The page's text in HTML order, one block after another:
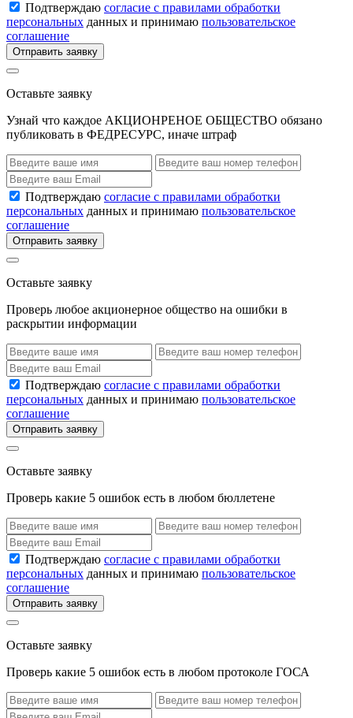
Подтверждаю согласие с правилами обработки
персональных данных и принимаю пользовательское
соглашение
Отправить заявку
Оставьте заявку
Узнай что каждое АКЦИОНРЕНОЕ ОБЩЕСТВО обязано
публиковать в ФЕДРЕСУРС, иначе штраф
Подтверждаю согласие с правилами обработки
персональных данных и принимаю пользовательское
соглашение
Отправить заявку
Оставьте заявку
Проверь любое акционерное общество на ошибки в
раскрытии информации
Подтверждаю согласие с правилами обработки
персональных данных и принимаю пользовательское
соглашение
Отправить заявку
Оставьте заявку
Проверь какие 5 ошибок есть в любом бюллетене
Подтверждаю согласие с правилами обработки
персональных данных и принимаю пользовательское
соглашение
Отправить заявку
Оставьте заявку
Проверь какие 5 ошибок есть в любом протоколе ГОСА